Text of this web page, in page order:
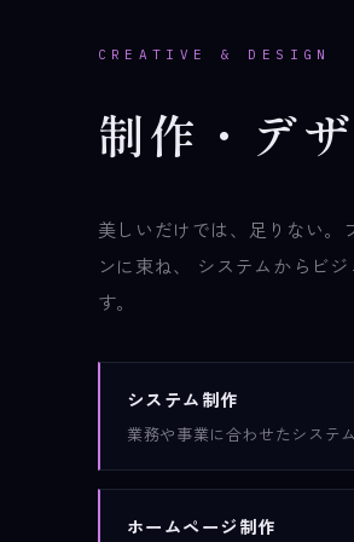
CREATIVE & DESIGN
制作 ・ デザ
美しいだけでは、足りない
ンに束ね、 システムからビ
す。
システム制作
業務や事業に合わせたシステ
ホームページ制作